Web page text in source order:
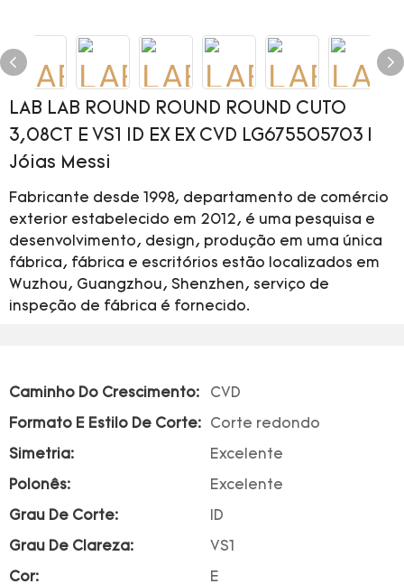
LAB LAB ROUND ROUND ROUND CUTO
3,08CT E VS1 ID EX EX CVD LG675505703 |
Jóias Messi
Fabricante desde 1998, departamento de comércio
exterior estabelecido em 2012, é uma pesquisa e
desenvolvimento, design, produção em uma única
fábrica, fábrica e escritórios estão localizados em
Wuzhou, Guangzhou, Shenzhen, serviço de
inspeção de fábrica é fornecido.
Caminho Do Crescimento: CVD
Formato E Estilo De Corte: Corte redondo
Simetria: Excelente
Polonês: Excelente
Grau De Corte: ID
Grau De Clareza: VS1
Cor: E